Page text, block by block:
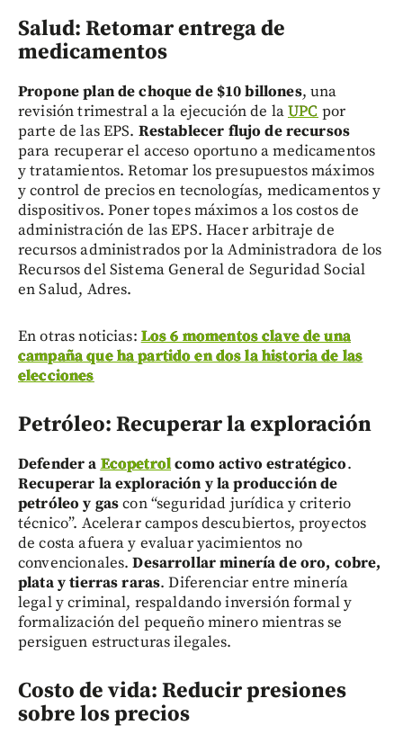
Salud: Retomar entrega de
medicamentos
Propone plan de choque de $10 billones, una
revisión trimestral a la ejecución de laUPC por
parte de las EPS. Restablecer flujo de recursos
para recuperar el acceso oportuno a medicamentos
y tratamientos. Retomar los presupuestos máximos
y control de precios en tecnologías, medicamentos y
dispositivos. Poner topes máximos a los costos de
administración de las EPS. Hacer arbitraje de
recursos administrados por la Administradora de los
Recursos del Sistema General de Seguridad Social
en Salud, Adres.
En otras noticias: Los 6 momentos clave de una
campaña que ha partido en dos la historia de las
elecciones
Petróleo: Recuperar la exploración
Defender a Ecopetrolcomo activo estratégico.
Recuperar la exploración y la producción de
petróleo y gascon “seguridad jurídica y criterio
técnico”. Acelerar campos descubiertos, proyectos
de costa afuera y evaluar yacimientos no
convencionales.Desarrollar minería de oro, cobre,
plata y tierras raras. Diferenciar entre minería
legal y criminal, respaldando inversión formal y
formalización del pequeño minero mientras se
persiguen estructuras ilegales.
Costo de vida: Reducir presiones
sobre los precios